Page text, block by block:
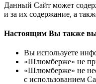
Данный Сайт может
и за их содержание, а
Настоящим Вы также
Вы используете
«Шлюмберже» не
«Шлюмберже» не
с использованием